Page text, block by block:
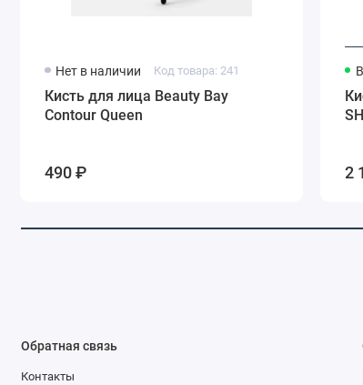
Нет в наличии Код товара: 241
Кисть для лица Beauty Bay
Contour Queen
490 ₽ 2
Обратная связь
Контакты